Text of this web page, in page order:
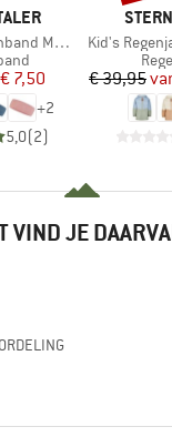
Melange
prijs
€ 7,50
+2
5,0(2)
MERK
Artikel
Kid's
€ 39,95
VIND JE